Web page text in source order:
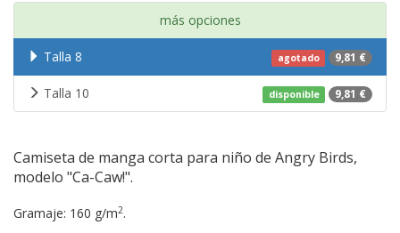
más opciones
agotado 9,81 €
Talla 8
disponible 9,81 €
Talla 10
Camiseta de manga corta para niño de Angry Birds,
modelo "Ca-Caw!".
Gramaje: 160 g/m2.